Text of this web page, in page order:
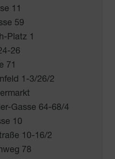
11
59
Platz 1
26
71
1-3/26/2
Gasse 64-68/4
10
10-16/2
78